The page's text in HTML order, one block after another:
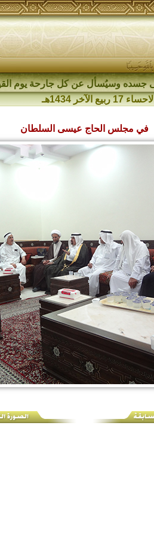
جسده وسيُسأل عن كل جارحة يوم
ربيع الآخر 1434هـ
في مجلس الحاج عيسى السلطان